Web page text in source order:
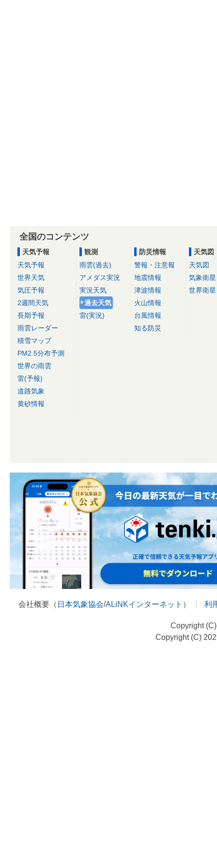
全国のコンテンツ
天気予報
天気予報
世界天気
気圧予報
2週間天気
長期予報
雨雲レーダー
積雪マップ
PM2.5分布予測
世界の雨雲
雷(予報)
道路気象
黄砂情報
観測
雨雲(過去)
アメダス実況
実況天気
過去天気
雷(実況)
防災情報
警報・注意報
地震情報
津波情報
火山情報
台風情報
知る防災
天気図
天気図
気象衛星
世界衛星
会社概要（ 日本気象協会/ALiNKインターネット ） 利
Copyright
Copyright (C)